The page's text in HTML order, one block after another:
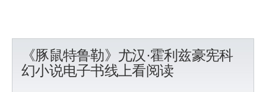
《豚鼠特鲁勒》尤汉·霍利兹豪宪科
幻小说电子书线上看阅读